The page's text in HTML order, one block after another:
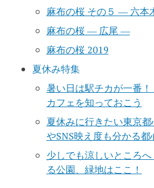
麻布の桜 その５ ― 六
麻布の桜 ― 広尾 ―
麻布の桜 2019
夏休み特集
暑い日は駅チカが一番
カフェを知っておこう
夏休みに行きたい東京
やSNS映え度も分かる
少しでも涼しいところ
る公園、緑地はここ！